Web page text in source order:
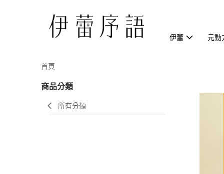
伊蕾 元動
首頁
商品分類
所有分類